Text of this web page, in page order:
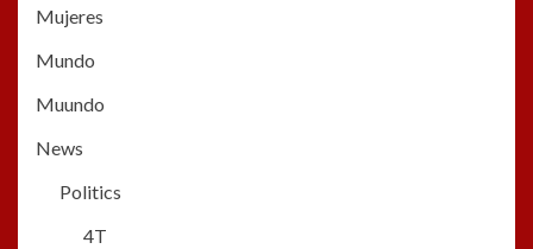
Mujeres
Mundo
Muundo
News
Politics
4T